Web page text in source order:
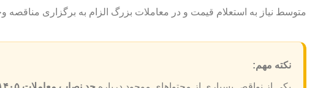
متوسط نیاز به استعلام قیمت و در معاملات بزرگ الزام به برگزاری مناقصه
نکته مهم: